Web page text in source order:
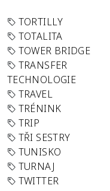
TORTILLY
TOTALITA
TOWER BRIDGE
TRANSFER
TECHNOLOGIE
TRAVEL
TRÉNINK
TRIP
TŘI SESTRY
TUNISKO
TURNAJ
TWITTER